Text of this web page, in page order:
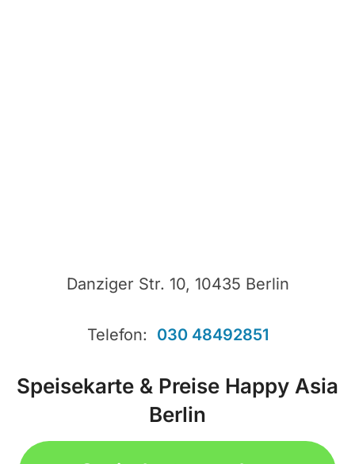
Danziger Str. 10, 10435 Berlin
Telefon: 030 48492851
Speisekarte & Preise Happy Asia
Berlin